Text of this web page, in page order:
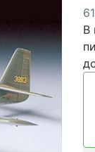
В